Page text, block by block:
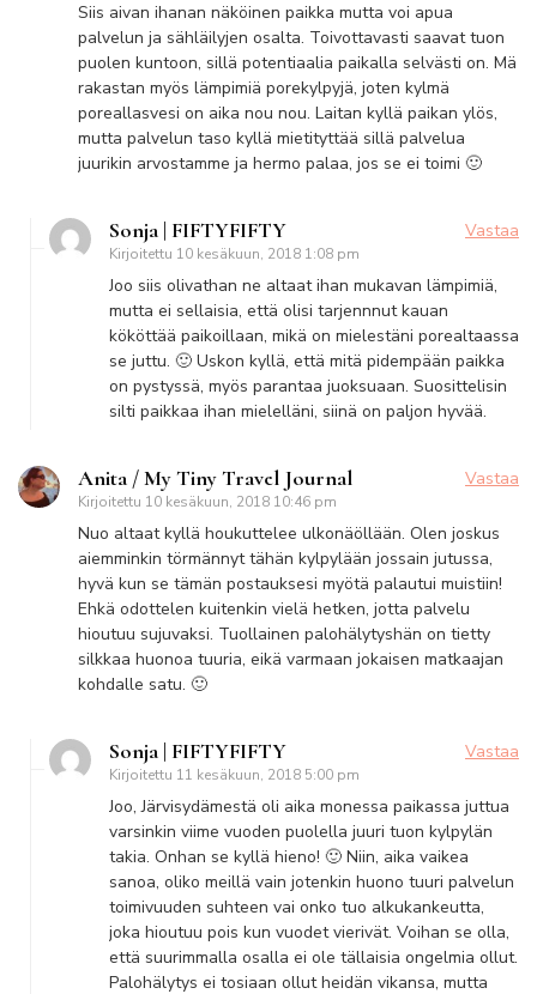
Siis aivan ihanan näköinen paikka mutta voi apua
palvelun ja sähläilyjen osalta. Toivottavasti saavat tuon
puolen kuntoon, sillä potentiaalia paikalla selvästi on. Mä
rakastan myös lämpimiä porekylpyjä, joten kylmä
poreallasvesi on aika nou nou. Laitan kyllä paikan ylös,
mutta palvelun taso kyllä mietityttää sillä palvelua
juurikin arvostamme ja hermo palaa, jos se ei toimi 🙂
Sonja | FIFTYFIFTY
Kirjoitettu 10 kesäkuun, 2018 1:08 pm
Vastaa
Joo siis olivathan ne altaat ihan mukavan lämpimiä,
mutta ei sellaisia, että olisi tarjennnut kauan
kököttää paikoillaan, mikä on mielestäni porealtaassa
se juttu. 🙂 Uskon kyllä, että mitä pidempään paikka
on pystyssä, myös parantaa juoksuaan. Suosittelisin
silti paikkaa ihan mielelläni, siinä on paljon hyvää.
Anita / My Tiny Travel Journal
Kirjoitettu 10 kesäkuun, 2018 10:46 pm
Vastaa
Nuo altaat kyllä houkuttelee ulkonäöllään. Olen joskus
aiemminkin törmännyt tähän kylpylään jossain jutussa,
hyvä kun se tämän postauksesi myötä palautui muistiin!
Ehkä odottelen kuitenkin vielä hetken, jotta palvelu
hioutuu sujuvaksi. Tuollainen palohälytyshän on tietty
silkkaa huonoa tuuria, eikä varmaan jokaisen matkaajan
kohdalle satu. 🙂
Sonja | FIFTYFIFTY
Kirjoitettu 11 kesäkuun, 2018 5:00 pm
Vastaa
Joo, Järvisydämestä oli aika monessa paikassa juttua
varsinkin viime vuoden puolella juuri tuon kylpylän
takia. Onhan se kyllä hieno! 🙂 Niin, aika vaikea
sanoa, oliko meillä vain jotenkin huono tuuri palvelun
toimivuuden suhteen vai onko tuo alkukankeutta,
joka hioutuu pois kun vuodet vierivät. Voihan se olla,
että suurimmalla osalla ei ole tällaisia ongelmia ollut.
Palohälytys ei tosiaan ollut heidän vikansa, mutta